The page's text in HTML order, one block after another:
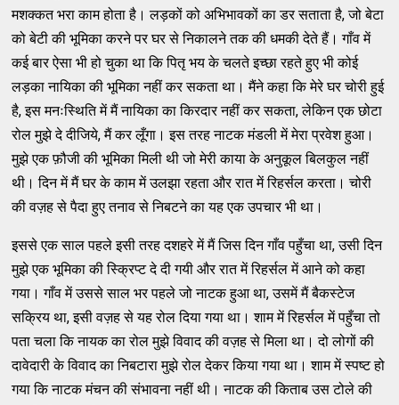
मशक्कत भरा काम होता है। लड़कों को अभिभावकों का डर सताता है, जो बेटा
को बेटी की भूमिका करने पर घर से निकालने तक की धमकी देते हैं। गाँव में
कई बार ऐसा भी हो चुका था कि पितृ भय के चलते इच्छा रहते हुए भी कोई
लड़का नायिका की भूमिका नहीं कर सकता था। मैंने कहा कि मेरे घर चोरी हुई
है, इस मनःस्थिति में मैं नायिका का किरदार नहीं कर सकता, लेकिन एक छोटा
रोल मुझे दे दीजिये, मैं कर लूँगा। इस तरह नाटक मंडली में मेरा प्रवेश हुआ।
मुझे एक फ़ौजी की भूमिका मिली थी जो मेरी काया के अनुकूल बिलकुल नहीं
थी। दिन में मैं घर के काम में उलझा रहता और रात में रिहर्सल करता। चोरी
की वज़ह से पैदा हुए तनाव से निबटने का यह एक उपचार भी था।
इससे एक साल पहले इसी तरह दशहरे में मैं जिस दिन गाँव पहुँचा था, उसी दिन
मुझे एक भूमिका की स्क्रिप्ट दे दी गयी और रात में रिहर्सल में आने को कहा
गया। गाँव में उससे साल भर पहले जो नाटक हुआ था, उसमें मैं बैकस्टेज
सक्रिय था, इसी वज़ह से यह रोल दिया गया था। शाम में रिहर्सल में पहुँचा तो
पता चला कि नायक का रोल मुझे विवाद की वज़ह से मिला था। दो लोगों की
दावेदारी के विवाद का निबटारा मुझे रोल देकर किया गया था। शाम में स्पष्ट हो
गया कि नाटक मंचन की संभावना नहीं थी। नाटक की किताब उस टोले की